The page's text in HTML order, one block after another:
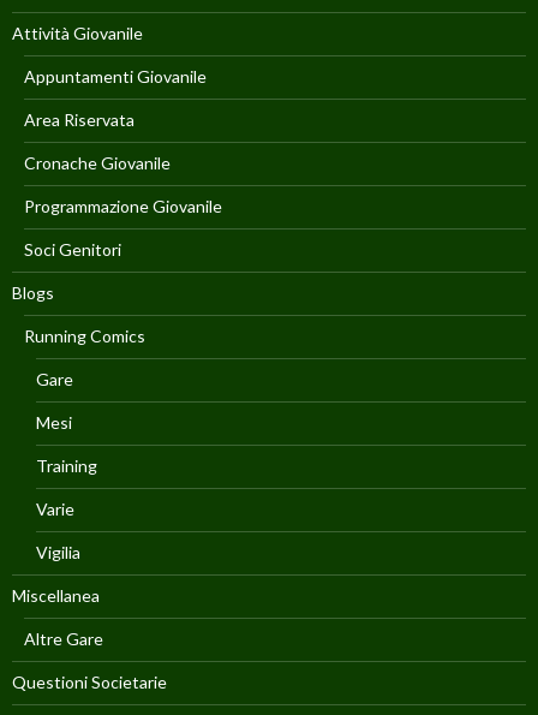
Attività Giovanile
Appuntamenti Giovanile
Area Riservata
Cronache Giovanile
Programmazione Giovanile
Soci Genitori
Blogs
Running Comics
Gare
Mesi
Training
Varie
Vigilia
Miscellanea
Altre Gare
Questioni Societarie